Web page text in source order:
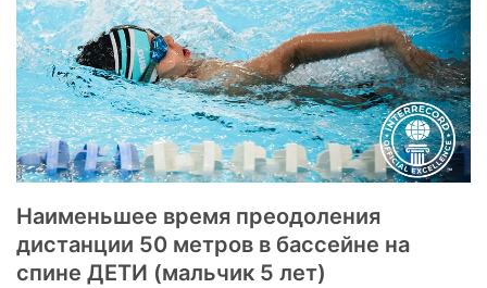
Наименьшее время преодоления
дистанции 50 метров в бассейне на
спине ДЕТИ (мальчик 5 лет)